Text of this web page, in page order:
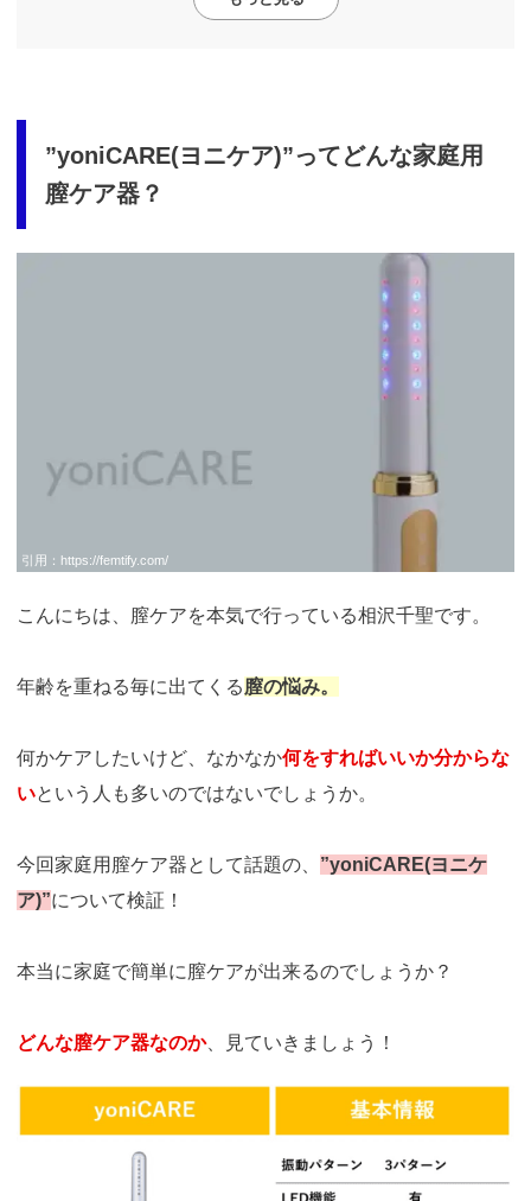
”yoniCARE(ヨニケア)”ってどんな家庭用
膣ケア器？
引用： https://femtify.com/
こんにちは、膣ケアを本気で行っている相沢千聖です。
年齢を重ねる毎に出てくる膣の悩み。
何かケアしたいけど、なかなか何をすればいいか分からな
いという人も多いのではないでしょうか。
今回家庭用膣ケア器として話題の、 ”yoniCARE(ヨニケ
ア)”について検証！
本当に家庭で簡単に膣ケアが出来るのでしょうか？
どんな膣ケア器なのか、見ていきましょう！